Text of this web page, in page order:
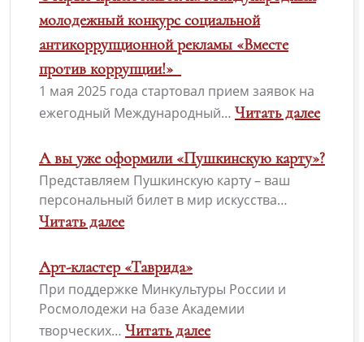
молодежный конкурс социальной
антикоррупционной рекламы «Вместе
против коррупции!»
1 мая 2025 года стартовал прием заявок на
ежегодный Международный… Читать далее
А вы уже оформили «Пушкинскую карту»?
Представляем Пушкинскую карту – ваш
персональный билет в мир искусства…
Читать далее
Арт-кластер «Таврида»
При поддержке Минкультуры России и
Росмолодежи на базе Академии
творческих… Читать далее